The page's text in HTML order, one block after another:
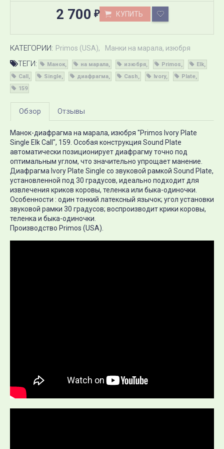
2 700 ₽ КУПИТЬ
КАТЕГОРИИ: Primos (USA) Манки на марала, изюбря
ТЕГИ: Манок на марала изюбря Primos
Elk
Call
Single диафрагма Cash Ivory
Plate
159
Обзор Отзывы
Манок-диафрагма на марала, изюбря "Primos Ivory Plate
Single Elk Call", 159. Особая конструкция Sound Plate
автоматически позиционирует диафрагму точно под
оптимальным углом, что значительно упрощает манение.
Диафрагма Ivory Plate Single со звуковой рамкой Sound Plate,
установленной под 30 градусов, идеально подходит для
извлечения криков коровы, теленка или быка-одиночки.
Особенности : один тонкий латексный язычок; угол установки
звуковой рамки 30 градусов; воспроизводит крики коровы,
теленка и быка-одиночки.
Производство Primos (USA).